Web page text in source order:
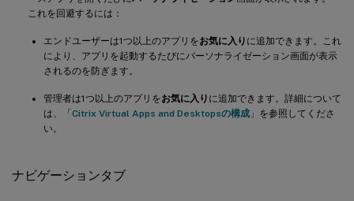
これを回避するには：
エンドユーザーは1つ以上のアプリをお気に入り に追加できます。これ
により、アプリを起動するたびにパーソナライゼーション画面が表示
されるのを防ぎます。
管理者は1つ以上のアプリをお気に入り に追加できます。詳細について
は、「Citrix Virtual Apps and Desktopsの構成 」を参照してくださ
い。
ナビゲーションタブ